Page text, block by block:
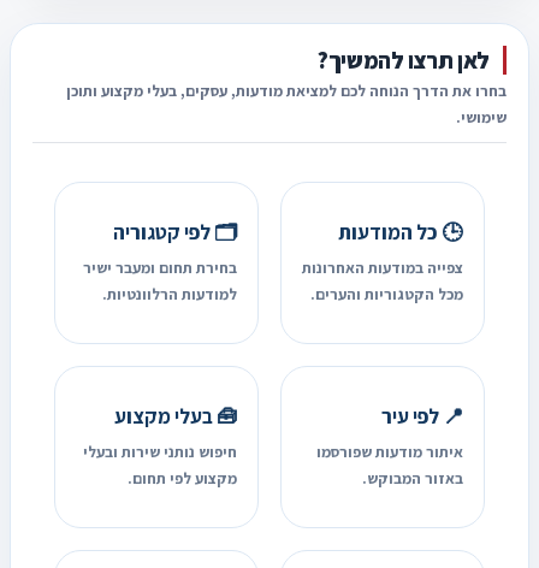
לאן תרצו להמשיך?
בחרו את הדרך הנוחה לכם למציאת מודעות, עסקים, בעלי מקצוע ותוכן
שימושי.
🕒 כל המודעות
צפייה במודעות האחרונות
מכל הקטגוריות והערים.
🗂️ לפי קטגוריה
בחירת תחום ומעבר ישיר
למודעות הרלוונטיות.
📍 לפי עיר
איתור מודעות שפורסמו
באזור המבוקש.
🧰 בעלי מקצוע
חיפוש נותני שירות ובעלי
מקצוע לפי תחום.